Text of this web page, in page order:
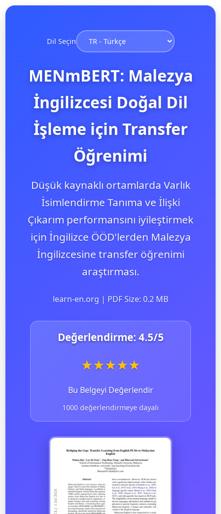
Dil Seçin
MENmBERT: Malezya
İngilizcesi Doğal Dil
İşleme için Transfer
Öğrenimi
Düşük kaynaklı ortamlarda Varlık
İsimlendirme Tanıma ve İlişki
Çıkarım performansını iyileştirmek
için İngilizce ÖÖD'lerden Malezya
İngilizcesine transfer öğrenimi
araştırması.
learn-en.org | PDF Size: 0.2 MB
Değerlendirme: 4.5/5
★★★★★
Bu Belgeyi Değerlendir
1000 değerlendirmeye dayalı